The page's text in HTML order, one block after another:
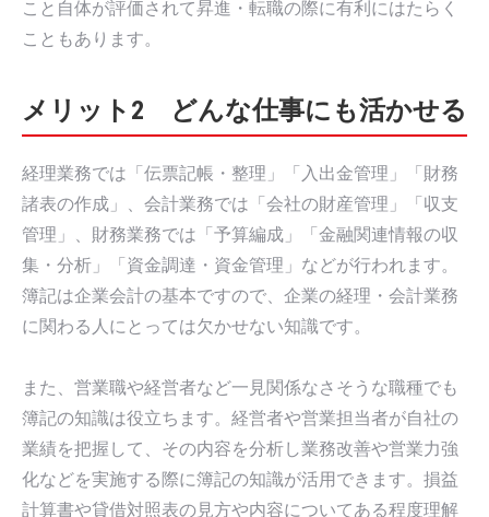
こと自体が評価されて昇進・転職の際に有利にはたらく
こともあります。
メリット2 どんな仕事にも活かせる
経理業務では「伝票記帳・整理」「入出金管理」「財務
諸表の作成」、会計業務では「会社の財産管理」「収支
管理」、財務業務では「予算編成」「金融関連情報の収
集・分析」「資金調達・資金管理」などが行われます。
簿記は企業会計の基本ですので、企業の経理・会計業務
に関わる人にとっては欠かせない知識です。
また、営業職や経営者など一見関係なさそうな職種でも
簿記の知識は役立ちます。経営者や営業担当者が自社の
業績を把握して、その内容を分析し業務改善や営業力強
化などを実施する際に簿記の知識が活用できます。損益
計算書や貸借対照表の見方や内容についてある程度理解